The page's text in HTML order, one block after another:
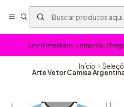
Envio Imediato, comprou,
Início
Arte Vetor Camisa